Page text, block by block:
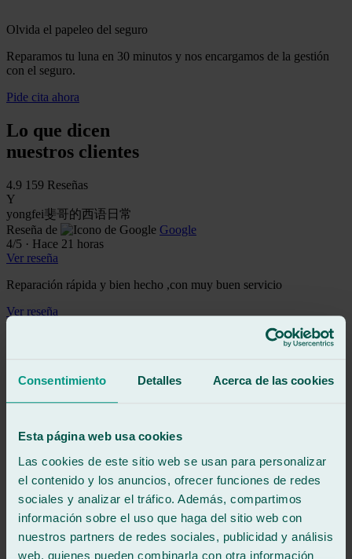
Consentimiento Detalles Acerca de las cookies
Esta página web usa cookies
Las cookies de este sitio web se usan para personalizar
el contenido y los anuncios, ofrecer funciones de redes
sociales y analizar el tráfico. Además, compartimos
información sobre el uso que haga del sitio web con
nuestros partners de redes sociales, publicidad y análisis
web, quienes pueden combinarla con otra información
Olvida el papeleo del seguro
Reparamos tu luna en 30 minutos y nos encargamos de la gestión
con el seguro.
Pide cita ahora
Lo que dicen
nuestros clientes
4.9 159 Reseñas
Y
yongfei斐哥的西语日常
Reseña de
Google
4/5 · Hace 21 horas
Ver reseña
Reparación rápida y bien hecho ,con muy buen servicio
Ver reseña
Cd
Ver reseña
hora antes de lo previsto. Recomendado totalmente,
Ver reseña
GN
gerson nicolás garcía gómez
Reseña de
Google
/5· Hace 4 días
Ver reseña